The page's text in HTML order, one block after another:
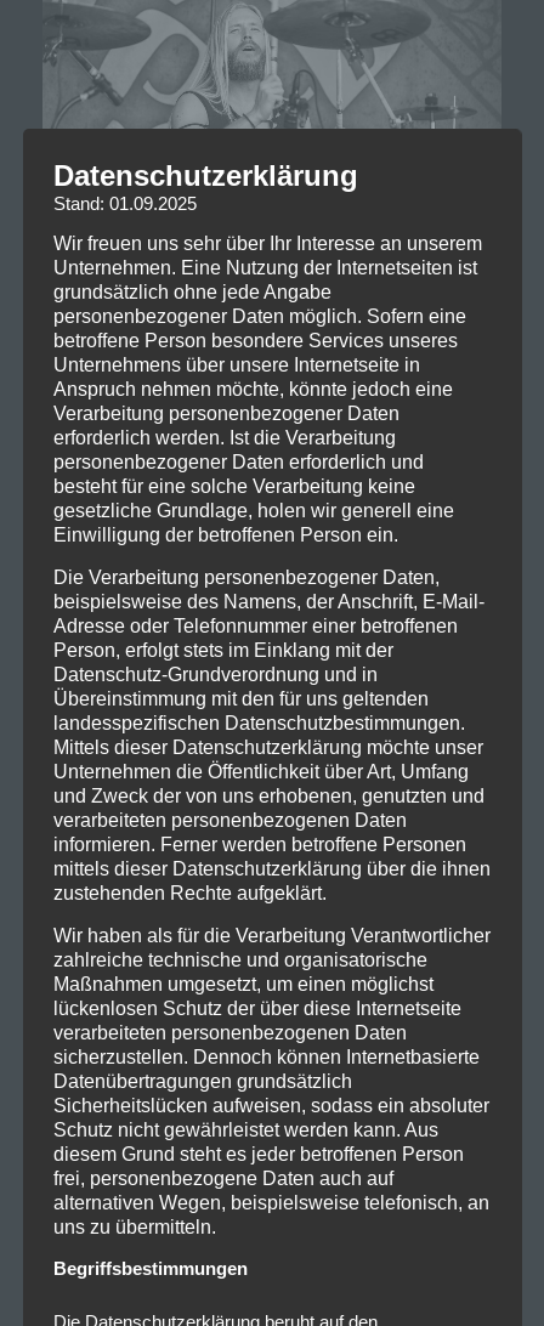
Datenschutzerklärung
Stand: 01.09.2025
Wir freuen uns sehr über Ihr Interesse an unserem
Unternehmen. Eine Nutzung der Internetseiten ist
grundsätzlich ohne jede Angabe
personenbezogener Daten möglich. Sofern eine
betroffene Person besondere Services unseres
Unternehmens über unsere Internetseite in
Anspruch nehmen möchte, könnte jedoch eine
Verarbeitung personenbezogener Daten
erforderlich werden. Ist die Verarbeitung
personenbezogener Daten erforderlich und
besteht für eine solche Verarbeitung keine
gesetzliche Grundlage, holen wir generell eine
Einwilligung der betroffenen Person ein.
Die Verarbeitung personenbezogener Daten,
beispielsweise des Namens, der Anschrift, E-Mail-
Adresse oder Telefonnummer einer betroffenen
Person, erfolgt stets im Einklang mit der
Datenschutz-Grundverordnung und in
Übereinstimmung mit den für uns geltenden
landesspezifischen Datenschutzbestimmungen.
Mittels dieser Datenschutzerklärung möchte unser
Unternehmen die Öffentlichkeit über Art, Umfang
und Zweck der von uns erhobenen, genutzten und
verarbeiteten personenbezogenen Daten
informieren. Ferner werden betroffene Personen
mittels dieser Datenschutzerklärung über die ihnen
zustehenden Rechte aufgeklärt.
Wir haben als für die Verarbeitung Verantwortlicher
zahlreiche technische und organisatorische
Maßnahmen umgesetzt, um einen möglichst
lückenlosen Schutz der über diese Internetseite
verarbeiteten personenbezogenen Daten
sicherzustellen. Dennoch können Internetbasierte
Datenübertragungen grundsätzlich
Sicherheitslücken aufweisen, sodass ein absoluter
Schutz nicht gewährleistet werden kann. Aus
diesem Grund steht es jeder betroffenen Person
frei, personenbezogene Daten auch auf
alternativen Wegen, beispielsweise telefonisch, an
uns zu übermitteln.
Begriffsbestimmungen